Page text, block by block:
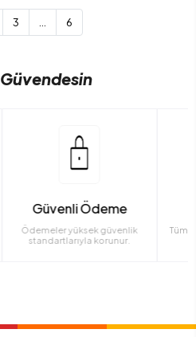
3 6
Güvendesin
Güvenli Ödeme
Ödemeler yüksek güvenlik
standartlarıyla korunur.
Tüm